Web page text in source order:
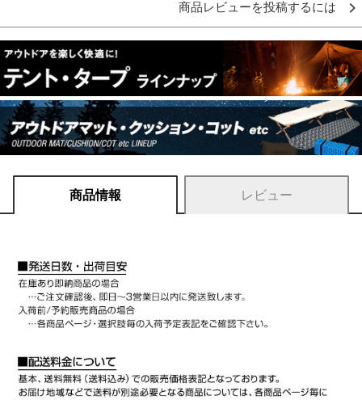
商品レビューを投稿するには
商品情報 レビュー